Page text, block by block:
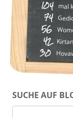
104 mal
74
56
42
30
SUCHE AUF